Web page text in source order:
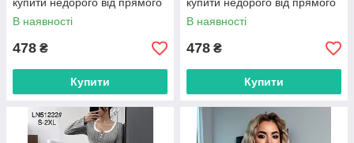
постачальника
В наявності
478 ₴
Купити
постачальника
В наявності
478 ₴
Купити